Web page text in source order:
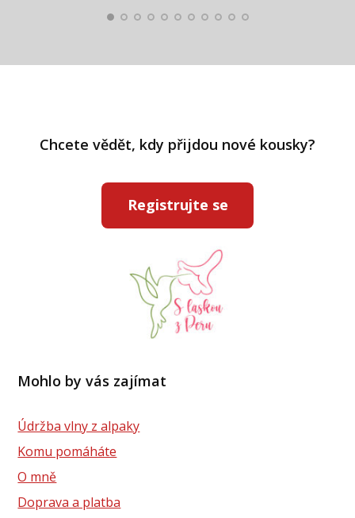
Chcete vědět, kdy přijdou nové kousky?
Registrujte se
Mohlo by vás zajímat
Údržba vlny z alpaky
Komu pomáháte
O mně
Doprava a platba